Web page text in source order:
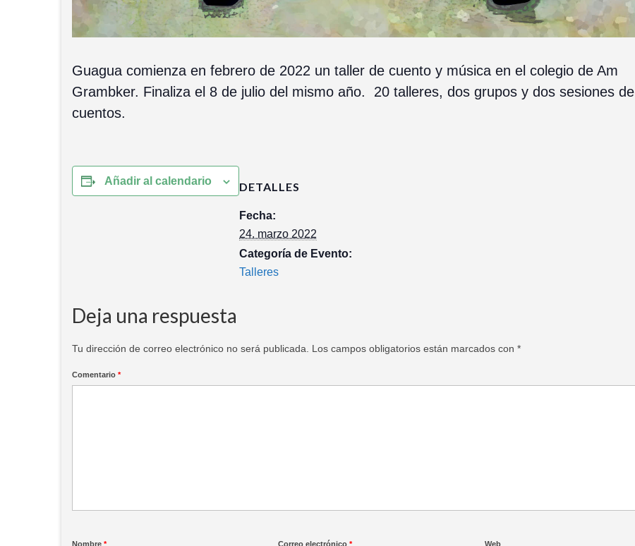
Guagua comienza en febrero de 2022 un taller de cuento y música en el colegio de Am
Grambker. Finaliza el 8 de julio del mismo año. 20 talleres, dos grupos y dos sesiones de
cuentos.
Añadir al calendario DETALLES
Fecha:
24. marzo 2022
Categoría de Evento:
Talleres
Deja una respuesta
Tu dirección de correo electrónico no será publicada. Los campos obligatorios están marcados con *
Comentario *
Nombre * Correo electrónico* Web